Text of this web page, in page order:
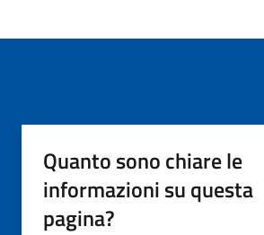
Quanto sono chiare le
informazioni su questa
pagina?